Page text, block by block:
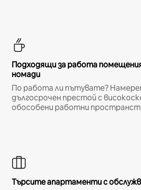
Подходящи за работа
номади
По работа ли пътувате?
дългосрочен престой с
обособени работни
Търсите апартаменти с